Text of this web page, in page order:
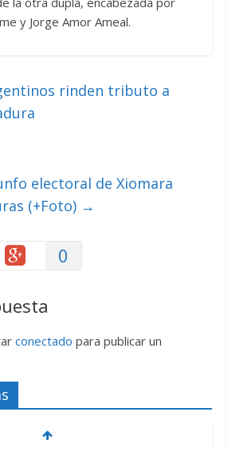
y Jorge Amor Ameal.
rinden tributo a
electoral de Xiomara
(+Foto) →
0
conectado para publicar un